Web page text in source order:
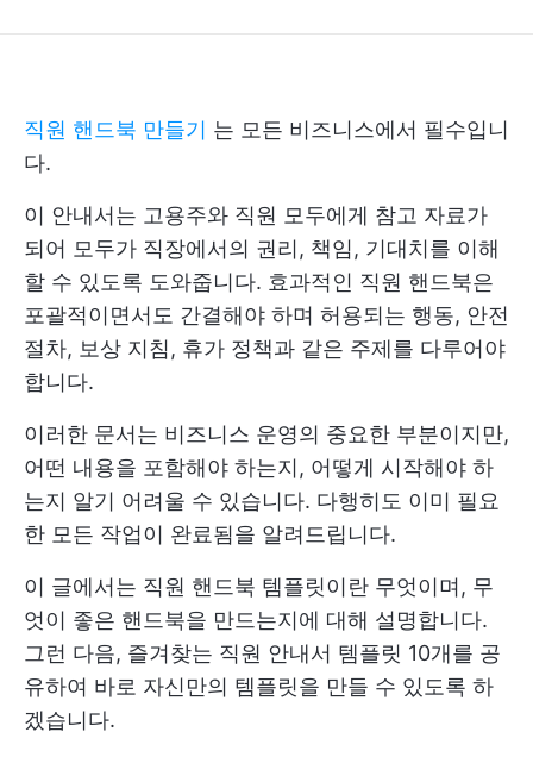
직원 핸드북 만들기 는 모든 비즈니스에서 필수입니
다.
이 안내서는 고용주와 직원 모두에게 참고 자료가
되어 모두가 직장에서의 권리, 책임, 기대치를 이해
할 수 있도록 도와줍니다. 효과적인 직원 핸드북은
포괄적이면서도 간결해야 하며 허용되는 행동, 안전
절차, 보상 지침, 휴가 정책과 같은 주제를 다루어야
합니다.
이러한 문서는 비즈니스 운영의 중요한 부분이지만,
어떤 내용을 포함해야 하는지, 어떻게 시작해야 하
는지 알기 어려울 수 있습니다. 다행히도 이미 필요
한 모든 작업이 완료됨을 알려드립니다.
이 글에서는 직원 핸드북 템플릿이란 무엇이며, 무
엇이 좋은 핸드북을 만드는지에 대해 설명합니다.
그런 다음, 즐겨찾는 직원 안내서 템플릿 10개를 공
유하여 바로 자신만의 템플릿을 만들 수 있도록 하
겠습니다.